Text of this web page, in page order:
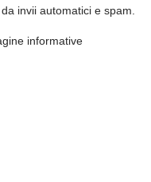
invii automatici e spam.
informative